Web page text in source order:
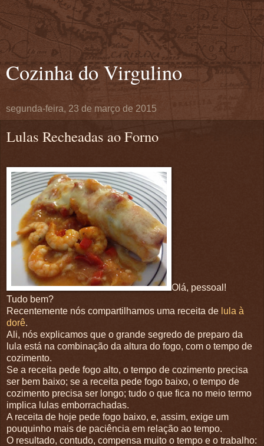
Cozinha do Virgulino
segunda-feira, 23 de março de 2015
Lulas Recheadas ao Forno
Olá, pessoal!
Tudo bem?
Recentemente nós compartilhamos uma receita de lula à
dorê.
Ali, nós explicamos que o grande segredo de preparo da
lula está na combinação da altura do fogo, com o tempo de
cozimento.
Se a receita pede fogo alto, o tempo de cozimento precisa
ser bem baixo; se a receita pede fogo baixo, o tempo de
cozimento precisa ser longo; tudo o que fica no meio termo
implica lulas emborrachadas.
A receita de hoje pede fogo baixo, e, assim, exige um
pouquinho mais de paciência em relação ao tempo.
O resultado, contudo, compensa muito o tempo e o trabalho: